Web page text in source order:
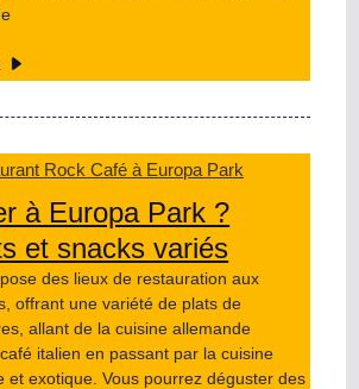
à Europa Park ?
et snacks variés
des lieux de restauration aux
offrant une variété de plats de
allant de la cuisine allemande
italien en passant par la cuisine
et exotique. Vous pourrez déguster des